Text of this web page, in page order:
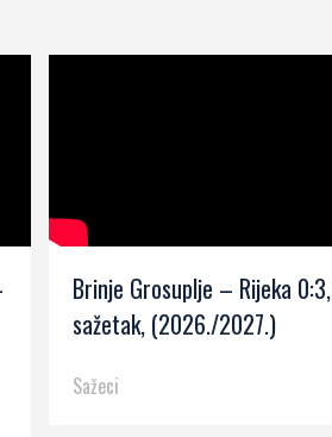
Brinje Grosuplje – Rijeka 0:3,
sažetak, (2026./2027.)
Sažeci